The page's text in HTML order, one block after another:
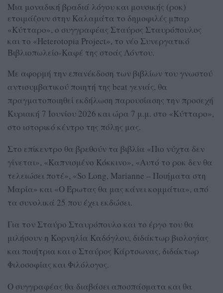
Μια μοναδική βραδιά λόγου και μουσικής (ροκ)
ετοιμάζουν στην Καλαμάτα το δημοφιλές μπαρ
«Κύτταρο», ο συγγραφέας Σταύρος Σταυρόπουλος
και το «Heterotopia Project», το νέο Συνεργατικό
Βιβλιοπωλείο-Καφέ της στοάς Λόντου.
Με αφορμή την επανέκδοση των βιβλίων του γνωστού
αντισυμβατικού ποιητή της beat γενιάς, θα
πραγματοποιηθεί εκδήλωση παρουσίασης την προσεχή
Κυριακή 7 Ιουνίου 2026 και ώρα 7 μ.μ. στο «Κύτταρο»,
στο ιστορικό κέντρο της πόλης μας.
Στο επίκεντρο θα βρεθούν τα βιβλία «Πιο νύχτα δεν
γίνεται», «Καπνισμένο Κόκκινο», «Αυτό το ροκ δεν θα
τελειώσει ποτέ», «So Long, Marianne – Ποιήματα στη
Μαρία» και «Ο Έρωτας θα μας κάνει κομμάτια», από
τα συνολικά 25 που έχει εκδώσει.
Για τον Σταύρο Σταυρόπουλο και το έργο του θα
μιλήσουν η Κορνηλία Καδόγλου, διδάκτωρ βιολογίας
και ποιήτρια και ο Σταύρος Κάρτσωνας, διδάκτωρ
Φιλοσοφίας και Φιλόλογος.
Ο συγγραφέας θα διαβάσει αποσπάσματα και θα